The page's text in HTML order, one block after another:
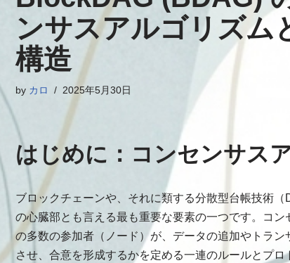
ンサスアルゴリズム
構造
by カロ 2025年5月30日
はじめに：コンセンサス
ブロックチェーンや、それに類する分散型台帳技術
の心臓部とも言える最も重要な要素の一つです。コ
の多数の参加者（ノード）が、データの追加やトラ
させ、合意を形成するかを定める一連のルールとプロ